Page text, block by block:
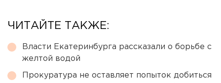
ЧИТАЙТЕ ТАКЖЕ:
Власти Екатеринбурга рассказали о борьбе с
желтой водой
Прокуратура не оставляет попыток добиться